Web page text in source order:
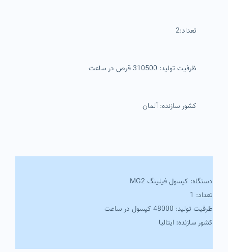
تعداد:2
ظرفیت تولید: 310500 قرص در ساعت
کشور سازنده: آلمان
دستگاه: کپسول فیلینگ MG2
تعداد: 1
ظرفیت تولید: 48000 کپسول در ساعت
کشور سازنده: ایتالیا